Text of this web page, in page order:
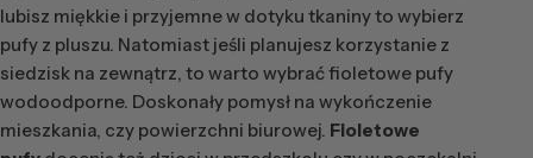
lubisz miękkie i przyjemne w dotyku tkaniny to wybierz
pufy z pluszu. Natomiast jeśli planujesz korzystanie z
siedzisk na zewnątrz, to warto wybrać fioletowe pufy
wodoodporne. Doskonały pomysł na wykończenie
mieszkania, czy powierzchni biurowej. Fioletowe